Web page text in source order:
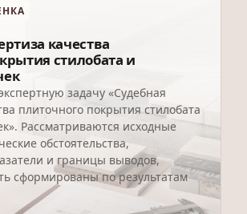
качества
стилобата и
задачу «Судебная
плиточного покрытия стилобата
Рассматриваются исходные
обстоятельства,
и границы выводов,
сформированы по результатам